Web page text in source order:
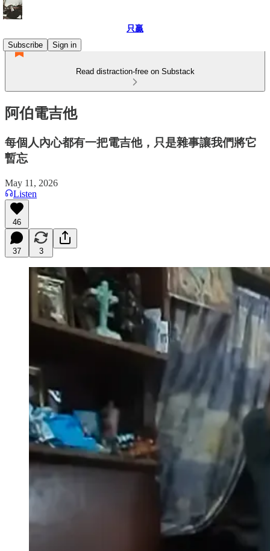
只贏
Subscribe
Sign in
Read distraction-free on Substack
阿伯電吉他
每個人內心都有一把電吉他，只是雜事讓我們將它
暫忘
May 11, 2026
Listen
46
37 3